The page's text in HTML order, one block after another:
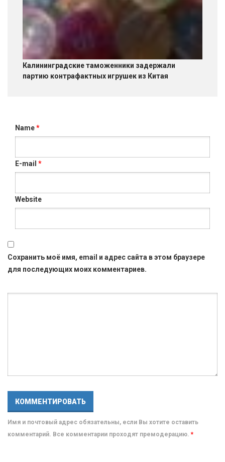
Калининградские таможенники задержали
партию контрафактных игрушек из Китая
Name*
E-mail *
Website
Сохранить моё имя, email и адрес сайта в этом браузере
для последующих моих комментариев.
Имя и почтовый адрес обязательны, если Вы хотите оставить
комментарий. Все комментарии проходят премодерацию. *